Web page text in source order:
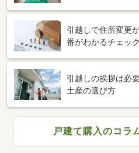
引越しで住所変更
番がわかるチェッ
引越しの挨拶は必
土産の選び方
戸建て購入のコラ